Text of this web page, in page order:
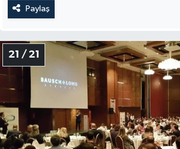
Paylaş
21 / 21